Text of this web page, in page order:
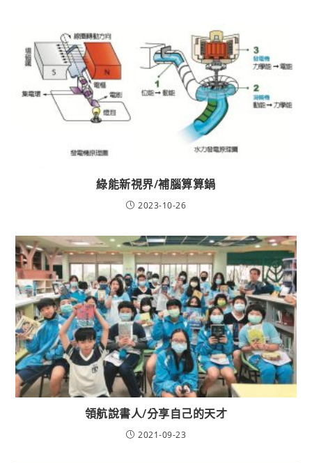
綠能新視界/補腦算算鍋
2023-10-26
領航說書人/分享自己的天才
2021-09-23